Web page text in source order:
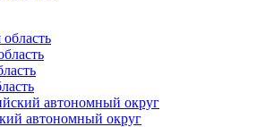
автономный округ
автономный округ